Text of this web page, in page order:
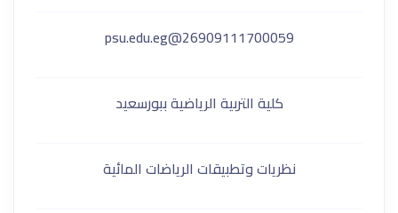
26909111700059@psu.edu.eg
كلية التربية الرياضية ببورسعيد
نظريات وتطبيقات الرياضات المائية